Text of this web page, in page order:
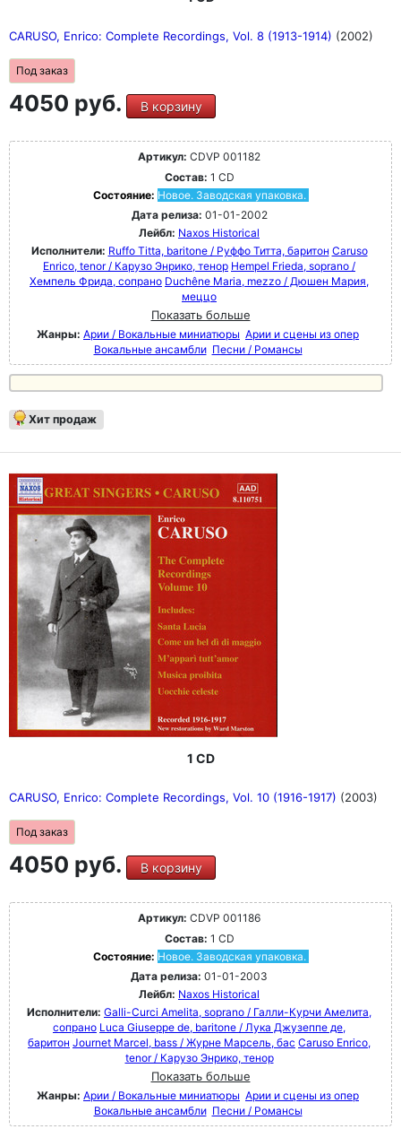
CARUSO, Enrico: Complete Recordings, Vol. 8 (1913-1914) (2002)
Под заказ
4050 руб. В корзину
Артикул: CDVP 001182
Состав: 1 CD
Состояние: Новое. Заводская упаковка.
Дата релиза: 01-01-2002
Лейбл: Naxos Historical
Исполнители: Ruffo Titta, baritone / Руффо Титта, баритон Caruso
Enrico, tenor / Карузо Энрико, тенор Hempel Frieda, soprano /
Хемпель Фрида, сопрано Duchêne Maria, mezzo / Дюшен Мария,
меццо
Показать больше
Жанры: Арии / Вокальные миниатюры Арии и сцены из опер
Вокальные ансамбли Песни / Романсы
Хит продаж
1 CD
CARUSO, Enrico: Complete Recordings, Vol. 10 (1916-1917) (2003)
Под заказ
4050 руб. В корзину
Артикул: CDVP 001186
Состав: 1 CD
Состояние: Новое. Заводская упаковка.
Дата релиза: 01-01-2003
Лейбл: Naxos Historical
Исполнители: Galli-Curci Amelita, soprano / Галли-Курчи Амелита,
сопрано Luca Giuseppe de, baritone / Лука Джузеппе де,
баритон Journet Marcel, bass / Журне Марсель, бас Caruso Enrico,
tenor / Карузо Энрико, тенор
Показать больше
Жанры: Арии / Вокальные миниатюры Арии и сцены из опер
Вокальные ансамбли Песни / Романсы